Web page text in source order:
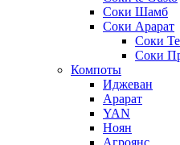
Соки Шамб
Соки Арарат
Соки
Соки
Компоты
Иджеван
Арарат
YAN
Ноян
Агроянс